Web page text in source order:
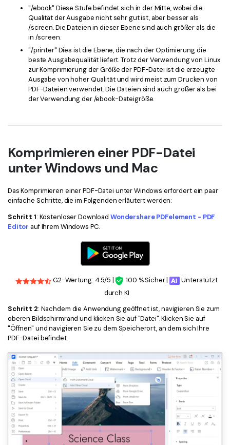
"/ebook" Diese Stufe befindet sich in der Mitte, wobei die
Qualität der Ausgabe nicht sehr gut ist, aber besser als
/screen. Die Dateien in dieser Ebene sind auch größer als die
in /screen.
"/printer" Dies ist die Ebene, die nach der Optimierung die
beste Ausgabequalität liefert. Trotz der Verwendung von Linux
zur Komprimierung der Größe der PDF-Datei ist die erzeugte
Ausgabe von hoher Qualität und wird meist zum Drucken von
PDF-Dateien verwendet. Die Dateien sind auch größer als bei
der Verwendung der /ebook-Dateigröße.
Komprimieren einer PDF-Datei
unter Windows und Mac
Das Komprimieren einer PDF-Datei unter Windows erfordert ein paar
einfache Schritte, die im Folgenden erläutert werden:
Schritt 1: Kostenloser Download Wondershare PDFelement - PDF
Editor auf Ihrem Windows PC.
G2-Wertung: 4.5/5 | 100 % Sicher |
Unterstützt
durch KI
Schritt 2: Nachdem die Anwendung geöffnet ist, navigieren Sie zum
oberen Bildschirmrand und klicken Sie auf "Datei". Klicken Sie auf
"Öffnen" und navigieren Sie zu dem Speicherort, an dem sich Ihre
PDF-Datei befindet.